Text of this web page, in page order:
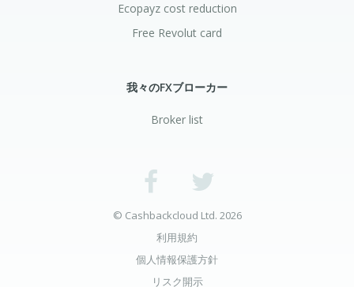
Ecopayz cost reduction
Free Revolut card
我々のFXブローカー
Broker list
© Cashbackcloud Ltd. 2026
利用規約
個人情報保護方針
リスク開示